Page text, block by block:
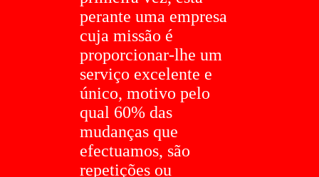
perante uma empresa
cuja missão é
proporcionar-lhe um
serviço excelente e
único, motivo pelo
qual 60% das
mudanças que
efectuamos, são
repetições ou